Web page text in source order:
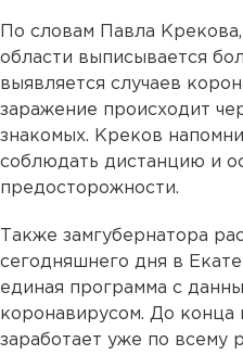
По словам Павла
области выписывается
выявляется случаев
заражение происходит
знакомых. Креков
соблюдать дистанцию и
предосторожности.
Также замгубернатора
сегодняшнего дня в
единая программа с
коронавирусом. До конца
заработает уже по всему